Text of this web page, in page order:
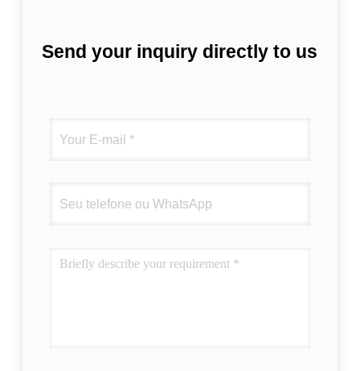
Send your inquiry directly to us